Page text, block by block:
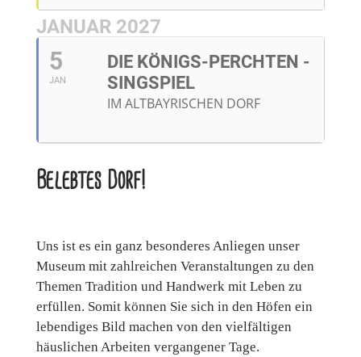
JANUAR 2027
5
JAN
DIE KÖNIGS-PERCHTEN -
SINGSPIEL
IM ALTBAYRISCHEN DORF
Belebtes Dorf!
Uns ist es ein ganz besonderes Anliegen unser
Museum mit zahlreichen Veranstaltungen zu den
Themen Tradition und Handwerk mit Leben zu
erfüllen. Somit können Sie sich in den Höfen ein
lebendiges Bild machen von den vielfältigen
häuslichen Arbeiten vergangener Tage.